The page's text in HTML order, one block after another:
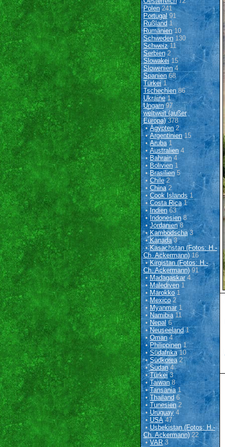
Polen 241
Portugal91
Rußland 1
Rumänien10
Schweden 130
Schweiz11
Serbien2
Slowakei15
Slowenien4
Spanien68
Türkei1
Tschechien 86
Ukraine1
Ungarn97
weltweit (außer
Europa)378
•Ägypten2
•Argentinien15
•Aruba1
•Australien 4
•Bahrain4
• Bolivien 1
•Brasilien 5
•Chile2
• China2
• Cook Islands 1
•Costa Rica1
• Indien63
•Indonesien 8
•Jordanien8
•Kambodscha3
•Kanada3
•Kasachstan (Fotos: H.-
Ch. Ackermann)16
•Kirgistan (Fotos: H.-
Ch. Ackermann)91
•Madagaskar 4
•Malediven 1
• Marokko 1
•Mexico2
•Myanmar 1
• Namibia11
• Nepal 6
•Neuseeland1
• Oman4
•Philippinen 1
•Südafrika10
•Südkorea2
•Sudan4
•Türkei3
•Taiwan8
•Tansania1
•Thailand 6
•Tunesien2
•Uruguay 4
•USA47
•Usbekistan (Fotos: H.-
Ch. Ackermann) 22
• VAR3